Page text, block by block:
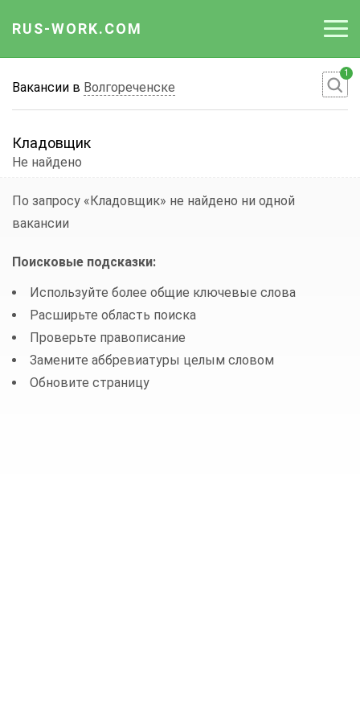
RUS-WORK.COM
Вакансии
Отрасли
Работодателю
Вакансии в Волгореченске
1
Кладовщик
Не найдено
По запросу «Кладовщик» не найдено ни одной
вакансии
Поисковые подсказки:
Используйте более общие ключевые слова
Расширьте область поиска
Проверьте правописание
Замените аббревиатуры целым словом
Обновите страницу